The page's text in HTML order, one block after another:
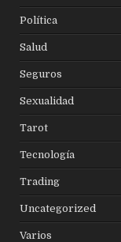
Política
Salud
Seguros
Sexualidad
Tarot
Tecnología
Trading
Uncategorized
Varios